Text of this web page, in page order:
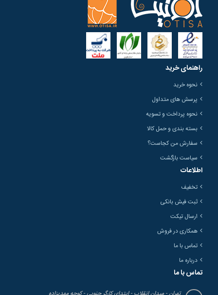
راهنمای خرید
نحوه خرید
پرسش های متداول
نحوه پرداخت و تسویه
بسته بندی و حمل کالا
سفارش من کجاست؟
سیاست بازگشت
اطلاعات
تخفیف
ثبت فیش بانکی
ارسال تیکت
همکاری در فروش
تماس با ما
درباره ما
تماس با ما